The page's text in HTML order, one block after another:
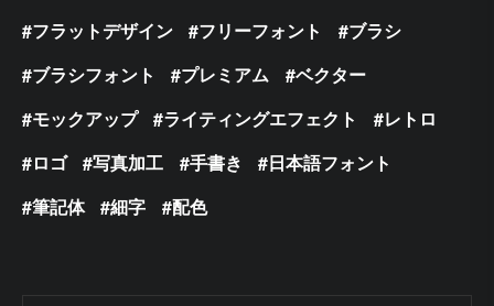
フラットデザイン
フリーフォント
ブラシ
ブラシフォント
プレミアム
ベクター
モックアップ
ライティングエフェクト
レトロ
ロゴ
写真加工 手書き
日本語フォント
筆記体
細字 配色